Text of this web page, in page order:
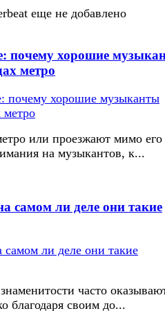
еще не добавлено
почему хорошие
метро
или проезжают мимо его
на музыкантов, к...
самом ли деле они такие
часто
благодаря своим до...